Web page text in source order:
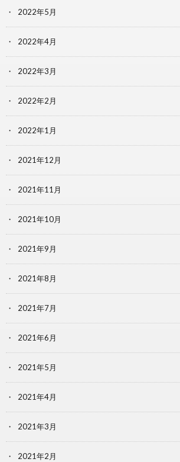
2022年5月
2022年4月
2022年3月
2022年2月
2022年1月
2021年12月
2021年11月
2021年10月
2021年9月
2021年8月
2021年7月
2021年6月
2021年5月
2021年4月
2021年3月
2021年2月